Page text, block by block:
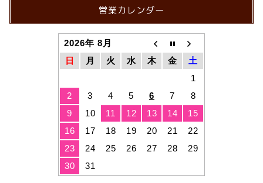
営業カレンダー
2026年 8月
日
月 火 水 木 金
土
1
2
3 4 5 6 7
8
9
10 11 12 13 14
15
16
17 18 19 20 21
22
23
24 25 26 27 28
29
30
31